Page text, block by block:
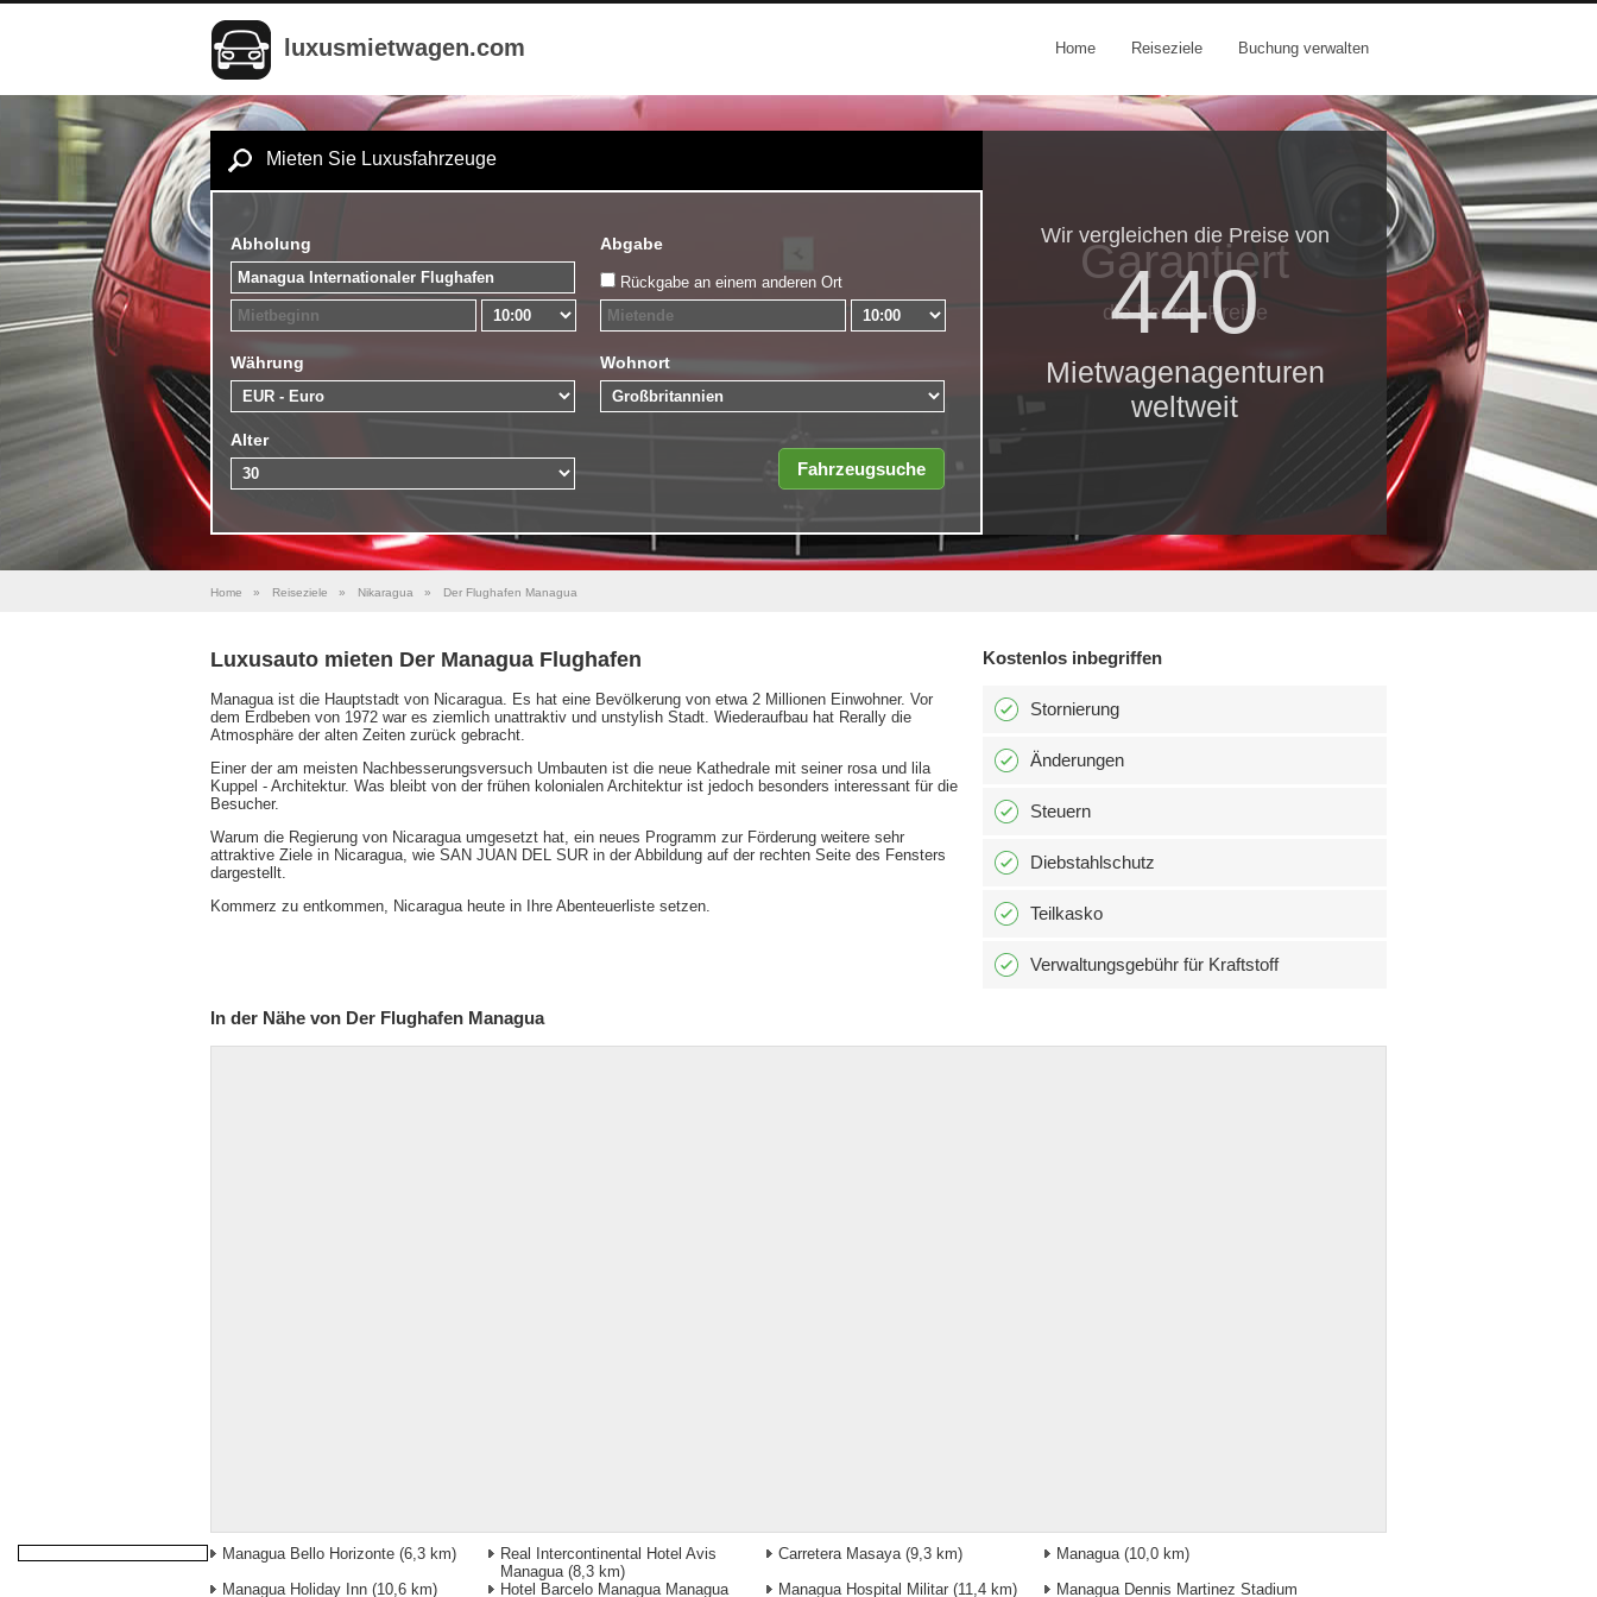
luxusmietwagen.com Home Reiseziele Buchung verwalten
Mieten Sie Luxusfahrzeuge
Abholung Abgabe
Rückgabe an einem anderen Ort
Währung Wohnort
Alter
Wir vergleichen die Preise von
440
Mietwagenagenturen
weltweit
Garantiert
die besten Preise
Home » Reiseziele » Nikaragua » Der Flughafen Managua
Luxusauto mieten Der Managua Flughafen
Managua ist die Hauptstadt von Nicaragua. Es hat eine Bevölkerung von etwa 2 Millionen Einwohner. Vor
dem Erdbeben von 1972 war es ziemlich unattraktiv und unstylish Stadt. Wiederaufbau hat Rerally die
Atmosphäre der alten Zeiten zurück gebracht.
Einer der am meisten Nachbesserungsversuch Umbauten ist die neue Kathedrale mit seiner rosa und lila
Kuppel - Architektur. Was bleibt von der frühen kolonialen Architektur ist jedoch besonders interessant für die
Besucher.
Warum die Regierung von Nicaragua umgesetzt hat, ein neues Programm zur Förderung weitere sehr
attraktive Ziele in Nicaragua, wie SAN JUAN DEL SUR in der Abbildung auf der rechten Seite des Fensters
dargestellt.
Kommerz zu entkommen, Nicaragua heute in Ihre Abenteuerliste setzen.
Kostenlos inbegriffen
Stornierung
Änderungen
Steuern
Diebstahlschutz
Teilkasko
Verwaltungsgebühr für Kraftstoff
In der Nähe von Der Flughafen Managua
Managua Bello Horizonte (6,3 km)
Real Intercontinental Hotel Avis
Managua (8,3 km)
Carretera Masaya (9,3 km) Managua (10,0 km)
Managua Holiday Inn (10,6 km) Hotel Barcelo Managua Managua Managua Hospital Militar (11,4 km) Managua Dennis Martinez Stadium